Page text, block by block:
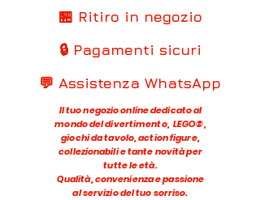
🏪 Ritiro in negozio
🔒 Pagamenti sicuri
💬 Assistenza WhatsApp
Il tuo negozio online dedicato al
mondo del divertimento, LEGO®,
giochi da tavolo, action figure,
collezionabili e tante novità per
tutte le età.
Qualità, convenienza e passione
al servizio del tuo sorriso.